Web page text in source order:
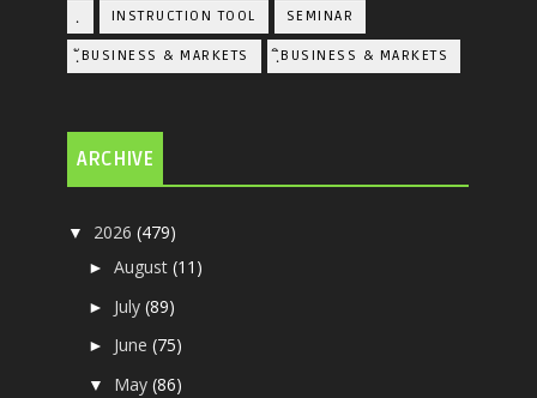
INSTRUCTION TOOL SEMINAR
ฺัBUSINESS & MARKETS ฺิBUSINESS & MARKETS
ARCHIVE
▼ 2026(479)
►August(11)
► July(89)
► June(75)
▼ May(86)